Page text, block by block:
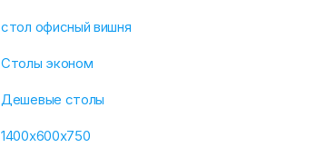
стол офисный вишня
Столы эконом
Дешевые столы
1400х600х750